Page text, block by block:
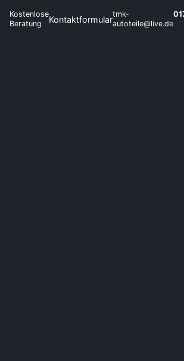
Kostenlose
Beratung
Kontaktformulartmk-
autoteile@live.de